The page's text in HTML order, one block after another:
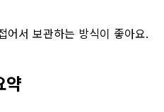
어서 보관하는 방식이 좋아요.
약